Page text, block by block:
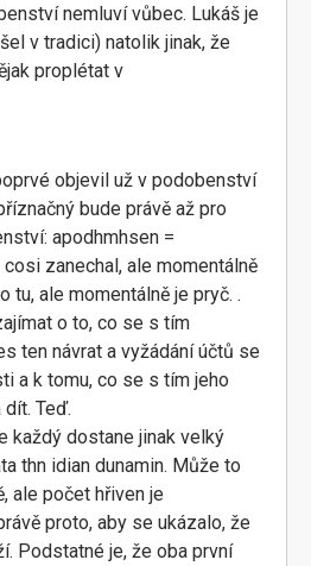
nemluví vůbec. Lukáš je
v tradici) natolik jinak, že
proplétat v
objevil už v podobenství
bude právě až pro
apodhmhsen =
zanechal, ale momentálně
tu, ale momentálně je pryč. .
o to, co se s tím
ten návrat a vyžádání účtů se
a k tomu, co se s tím jeho
Teď.
každý dostane jinak velký
thn idian dunamin. Může to
ale počet hřiven je
proto, aby se ukázalo, že
Podstatné je, že oba první